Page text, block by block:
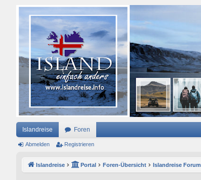
Islandreise Foren
Abmelden Registrieren
Islandreise Portal Foren-Übersicht Islandreise Forum